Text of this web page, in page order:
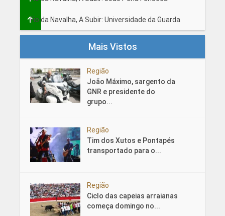
Fio da Navalha, A Subir: Universidade da Guarda
Mais Vistos
Região
João Máximo, sargento da
GNR e presidente do
grupo...
Região
Tim dos Xutos e Pontapés
transportado para o...
Região
Ciclo das capeias arraianas
começa domingo no...